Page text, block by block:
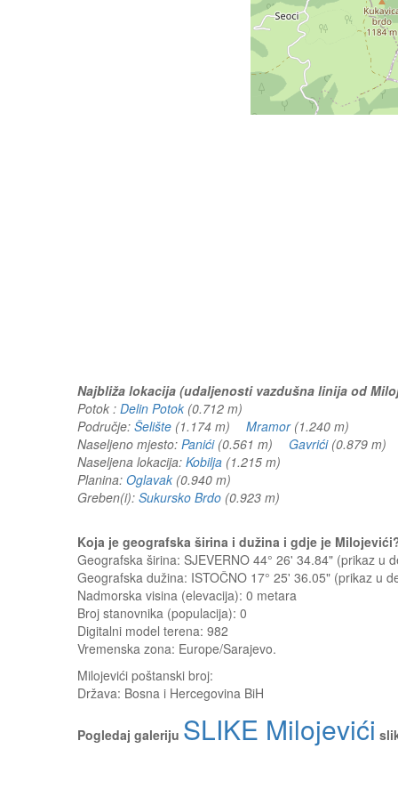
Najbliža lokacija (udaljenosti vazdušna linija od
Potok : Delin Potok (0.712 m)
Područje: Šelište (1.174 m) Mramor(1.240 m)
Naseljeno mjesto: Panići(0.561 m) Gavrići(0.879
Naseljena lokacija: Kobilja (1.215 m)
Planina: Oglavak (0.940 m)
Greben(i): Sukursko Brdo (0.923 m)
Koja je geografska širina i dužina i gdje je
Geografska širina: SJEVERNO 44° 26' 34.84" (prikaz u
Geografska dužina: ISTOČNO 17° 25' 36.05" (prikaz u
Nadmorska visina (elevacija): 0 metara
Broj stanovnika (populacija): 0
Digitalni model terena: 982
Vremenska zona: Europe/Sarajevo.
Milojevići poštanski broj:
Država: Bosna i Hercegovina BiH
Pogledaj galeriju SLIKE Milojevići